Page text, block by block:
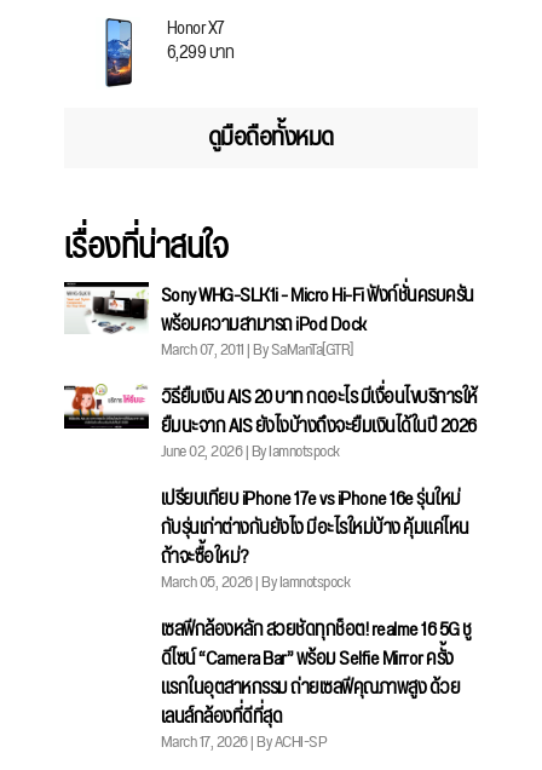
Honor X7
6,299 บาท
ดูมือถือทั้งหมด
เรื่องที่น่าสนใจ
Sony WHG-SLK1i - Micro Hi-Fi ฟังก์ชั่นครบครัน
พร้อมความสามารถ iPod Dock
March 07, 2011 | By SaManTa[GTR]
วิธียืมเงิน AIS 20 บาท กดอะไร มีเงื่อนไขบริการให้
ยืมนะจาก AIS ยังไงบ้างถึงจะยืมเงินได้ในปี 2026
June 02, 2026 | By Iamnotspock
เปรียบเทียบ iPhone 17e vs iPhone 16e รุ่นใหม่
กับรุ่นเก่าต่างกันยังไง มีอะไรใหม่บ้าง คุ้มแค่ไหน
ถ้าจะซื้อใหม่?
March 05, 2026 | By Iamnotspock
เซลฟีกล้องหลัก สวยชัดทุกช็อต! realme 16 5G ชู
ดีไซน์ “Camera Bar” พร้อม Selfie Mirror ครั้ง
แรกในอุตสาหกรรม ถ่ายเซลฟีคุณภาพสูง ด้วย
เลนส์กล้องที่ดีที่สุด
March 17, 2026 | By ACHI-SP